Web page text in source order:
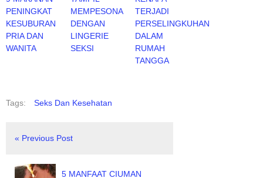
PENINGKAT
KESUBURAN
PRIA DAN
WANITA
MEMPESONA
DENGAN
LINGERIE
SEKSI
TERJADI
PERSELINGKUHAN
DALAM
RUMAH
TANGGA
Tags: Seks Dan Kesehatan
« Previous Post
5 MANFAAT CIUMAN